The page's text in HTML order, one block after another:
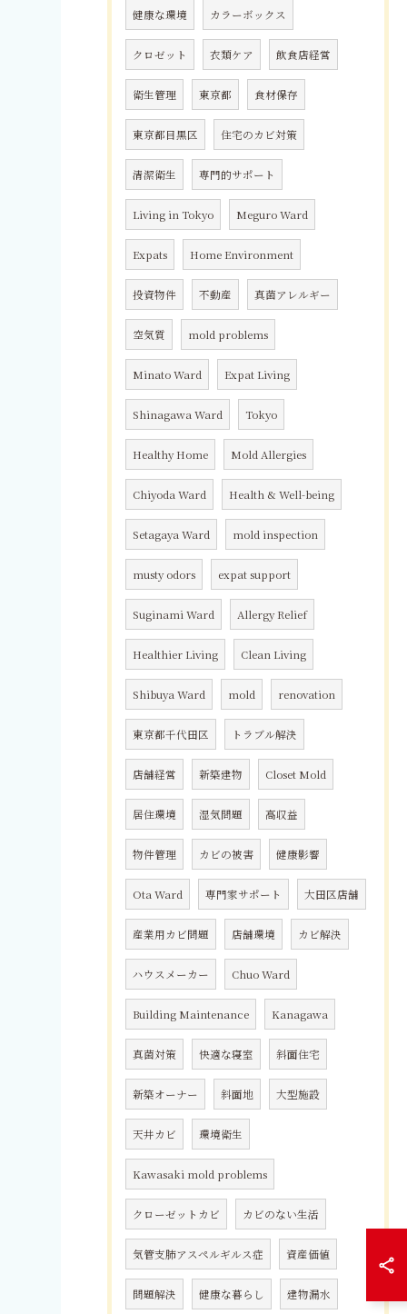
健康な環境 カラーボックス
クロゼット 衣類ケア 飲食店経営
衛生管理 東京都 食材保存
東京都目黒区 住宅のカビ対策
清潔衛生 専門的サポート
Living in Tokyo Meguro Ward
Expats Home Environment
投資物件 不動産 真菌アレルギー
空気質 mold problems
Minato Ward Expat Living
Shinagawa Ward Tokyo
Healthy Home Mold Allergies
Chiyoda Ward Health & Well-being
Setagaya Ward mold inspection
musty odors expat support
Suginami Ward Allergy Relief
Healthier Living Clean Living
Shibuya Ward mold renovation
東京都千代田区 トラブル解決
店舗経営 新築建物 Closet Mold
居住環境 湿気問題 高収益
物件管理 カビの被害 健康影響
Ota Ward 専門家サポート 大田区店舗
産業用カビ問題 店舗環境 カビ解決
ハウスメーカー Chuo Ward
Building Maintenance Kanagawa
真菌対策 快適な寝室 斜面住宅
新築オーナー 斜面地 大型施設
天井カビ 環境衛生
Kawasaki mold problems
クローゼットカビ カビのない生活
気管支肺アスペルギルス症 資産価値
問題解決 健康な暮らし 建物漏水